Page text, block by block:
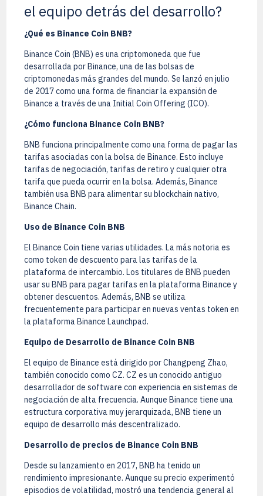
el equipo detrás del desarrollo?
¿Qué es Binance Coin BNB?
Binance Coin (BNB) es una criptomoneda que fue
desarrollada por Binance, una de las bolsas de
criptomonedas más grandes del mundo. Se lanzó en julio
de 2017 como una forma de financiar la expansión de
Binance a través de una Initial Coin Offering (ICO).
¿Cómo funciona Binance Coin BNB?
BNB funciona principalmente como una forma de pagar las
tarifas asociadas con la bolsa de Binance. Esto incluye
tarifas de negociación, tarifas de retiro y cualquier otra
tarifa que pueda ocurrir en la bolsa. Además, Binance
también usa BNB para alimentar su blockchain nativo,
Binance Chain.
Uso de Binance Coin BNB
El Binance Coin tiene varias utilidades. La más notoria es
como token de descuento para las tarifas de la
plataforma de intercambio. Los titulares de BNB pueden
usar su BNB para pagar tarifas en la plataforma Binance y
obtener descuentos. Además, BNB se utiliza
frecuentemente para participar en nuevas ventas token en
la plataforma Binance Launchpad.
Equipo de Desarrollo de Binance Coin BNB
El equipo de Binance está dirigido por Changpeng Zhao,
también conocido como CZ. CZ es un conocido antiguo
desarrollador de software con experiencia en sistemas de
negociación de alta frecuencia. Aunque Binance tiene una
estructura corporativa muy jerarquizada, BNB tiene un
equipo de desarrollo más descentralizado.
Desarrollo de precios de Binance Coin BNB
Desde su lanzamiento en 2017, BNB ha tenido un
rendimiento impresionante. Aunque su precio experimentó
episodios de volatilidad, mostró una tendencia general al